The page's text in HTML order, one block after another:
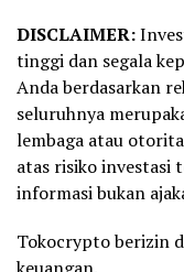
DISCLAIMER:
tinggi dan segala
Anda berdasarkan
seluruhnya
lembaga atau
atas risiko investasi
informasi bukan
Tokocrypto berizin